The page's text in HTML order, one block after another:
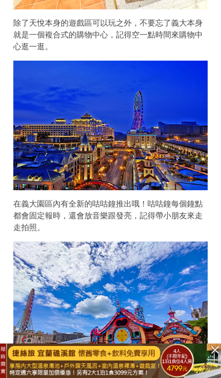
除了天悅本身的遊戲區可以玩之外，不要忘了義大本身
就是一個複合式的購物中心，記得空一點時間來購物中
心逛一逛。
在義大園區內有全新的咕咕鐘推出哦！咕咕鐘每個鐘點
都會固定報時，還會放音樂跟發亮，記得帶小朋友來走
走拍照。
已結束